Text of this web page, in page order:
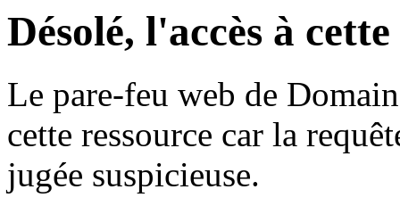
Désolé, l'accès à
Le pare-feu web de
cette ressource car la
jugée suspicieuse.